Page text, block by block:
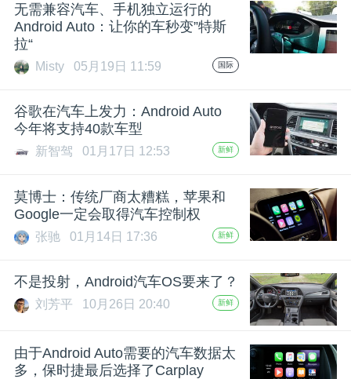
爱
机
无需兼容汽车、手机独立运行的
Android Auto：让你的车秒变”特斯
拉“
Misty 05月19日 11:59 国际
谷歌在汽车上发力：Android Auto
今年将支持40款车型
新智驾 01月17日 12:53 新鲜
莫博士：传统厂商太糟糕，苹果和
Google一定会取得汽车控制权
张驰 01月14日 17:36 新鲜
不是投射，Android汽车OS要来了？
刘芳平 10月26日 20:40 新鲜
由于Android Auto需要的汽车数据太
多，保时捷最后选择了Carplay